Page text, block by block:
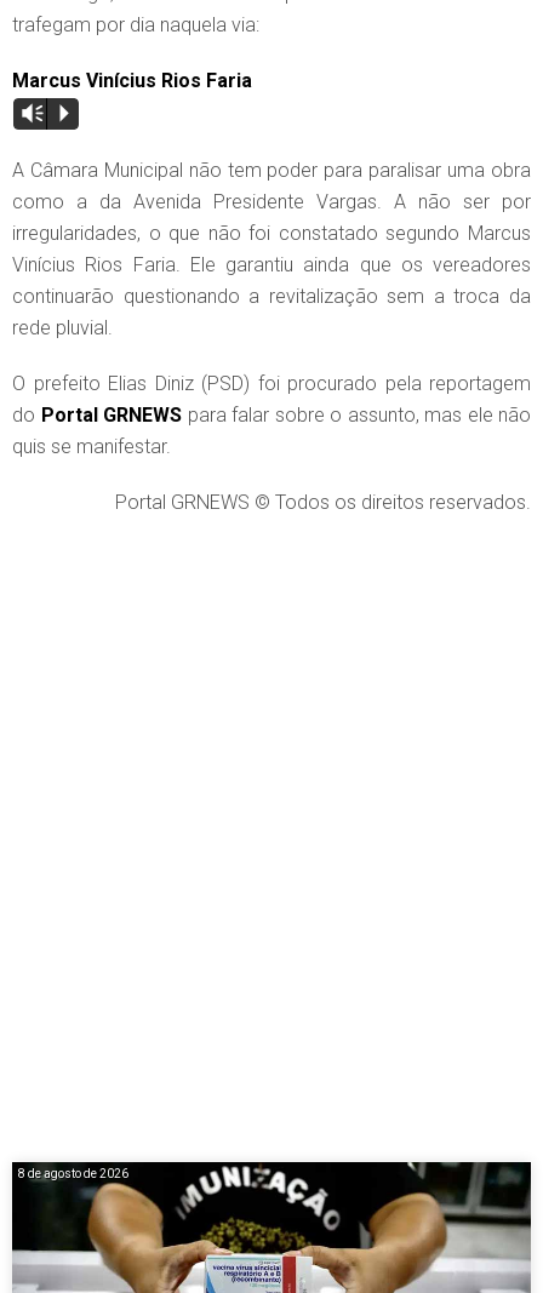
trafegam por dia naquela via:
Marcus Vinícius Rios Faria
Vm P
A Câmara Municipal não tem poder para paralisar uma obra
como a da Avenida Presidente Vargas. A não ser por
irregularidades, o que não foi constatado segundo Marcus
Vinícius Rios Faria. Ele garantiu ainda que os vereadores
continuarão questionando a revitalização sem a troca da
rede pluvial.
O prefeito Elias Diniz (PSD) foi procurado pela reportagem
do Portal GRNEWS para falar sobre o assunto, mas ele não
quis se manifestar.
Portal GRNEWS © Todos os direitos reservados.
8 de agosto de 2026